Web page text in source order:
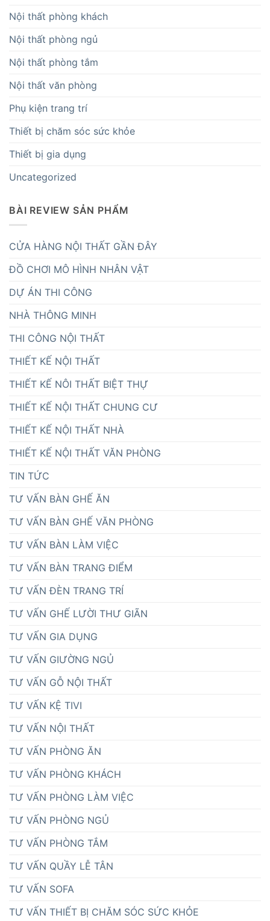
Nội thất phòng khách
Nội thất phòng ngủ
Nội thất phòng tắm
Nội thất văn phòng
Phụ kiện trang trí
Thiết bị chăm sóc sức khỏe
Thiết bị gia dụng
Uncategorized
BÀI REVIEW SẢN PHẨM
CỬA HÀNG NỘI THẤT GẦN ĐÂY
ĐỒ CHƠI MÔ HÌNH NHÂN VẬT
DỰ ÁN THI CÔNG
NHÀ THÔNG MINH
THI CÔNG NỘI THẤT
THIẾT KẾ NỘI THẤT
THIẾT KẾ NÔI THẤT BIỆT THỰ
THIẾT KẾ NỘI THẤT CHUNG CƯ
THIẾT KẾ NỘI THẤT NHÀ
THIẾT KẾ NỘI THẤT VĂN PHÒNG
TIN TỨC
TƯ VẤN BÀN GHẾ ĂN
TƯ VẤN BÀN GHẾ VĂN PHÒNG
TƯ VẤN BÀN LÀM VIỆC
TƯ VẤN BÀN TRANG ĐIỂM
TƯ VẤN ĐÈN TRANG TRÍ
TƯ VẤN GHẾ LƯỜI THƯ GIÃN
TƯ VẤN GIA DỤNG
TƯ VẤN GIƯỜNG NGỦ
TƯ VẤN GỖ NỘI THẤT
TƯ VẤN KỆ TIVI
TƯ VẤN NỘI THẤT
TƯ VẤN PHÒNG ĂN
TƯ VẤN PHÒNG KHÁCH
TƯ VẤN PHÒNG LÀM VIỆC
TƯ VẤN PHÒNG NGỦ
TƯ VẤN PHÒNG TẮM
TƯ VẤN QUẦY LỄ TÂN
TƯ VẤN SOFA
TƯ VẤN THIẾT BỊ CHĂM SÓC SỨC KHỎE